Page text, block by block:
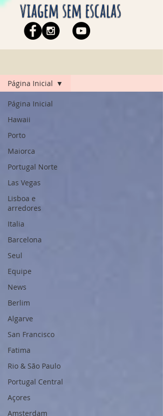
viagem sem escalas
Página Inicial
Hawaii
Porto
Maiorca
Portugal Norte
Las Vegas
Lisboa e
arredores
Italia
Barcelona
Seul
Equipe
News
Berlim
Algarve
San Francisco
Fatima
Rio & São Paulo
Portugal Central
Açores
Amsterdam
Página Inicial